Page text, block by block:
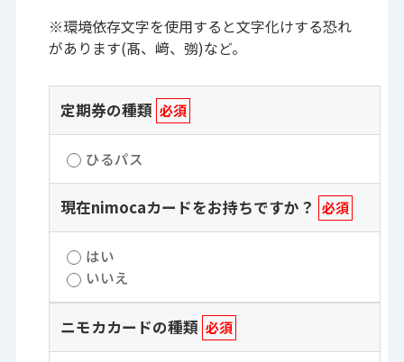
※環境依存文字を使用すると文字化けする恐れ
があります(髙、﨑、彅)など。
定期券の種類 必須
ひるパス
現在nimocaカードをお持ちですか？ 必須
はい
いいえ
ニモカカードの種類 必須